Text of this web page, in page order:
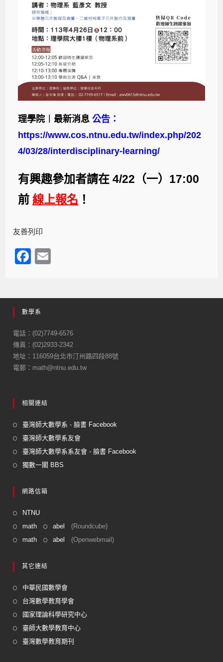
理學院︱最新消息公告：
https://www.cos.ntnu.edu.tw/index.php/202
4/03/28/interdisciplinary-learning/
有興趣參加者請在 4/22（一）17:00
前 線上報名 ！
友善列印
F
e
b
o
o
k
數學系
電話：(02)7749-6576
傳真：(02)2933-2342
地址：116059台北市汀州路四段88號
電郵：math@ntnu.edu.tw
相關連結
臺灣師大數學系 - 臉書 Facebook
臺灣師大數學系友會
臺灣師大數學系系友會 - 臉書 Facebook
獨數一閣 BBS
網路信箱
NTNU
math
abel
(Roundcube)
math
abel (Openwebmail)
其它連結
中華民國數學會
台灣數學教育學會
國家理論科學研究中心
臺師大數學教育中心
臺灣數學教育期刊